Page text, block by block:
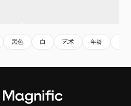
黑色 白 艺术 年龄 设计